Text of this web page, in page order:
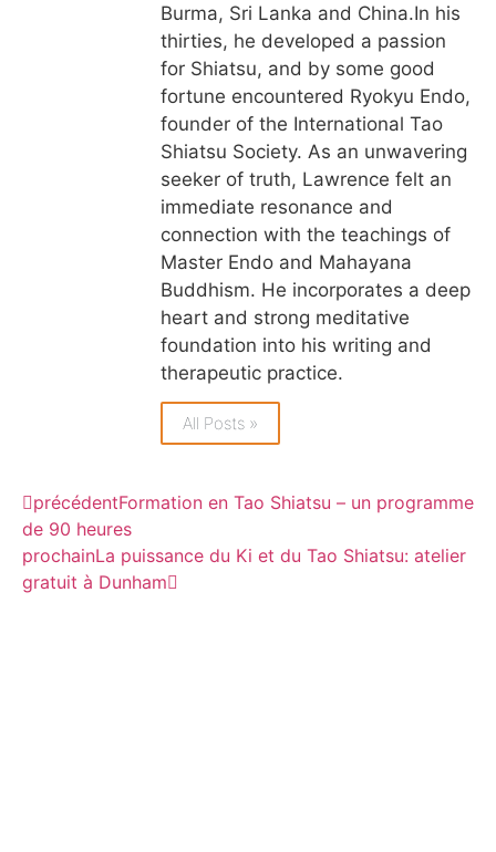
Burma, Sri Lanka and China.In his
thirties, he developed a passion
for Shiatsu, and by some good
fortune encountered Ryokyu Endo,
founder of the International Tao
Shiatsu Society. As an unwavering
seeker of truth, Lawrence felt an
immediate resonance and
connection with the teachings of
Master Endo and Mahayana
Buddhism. He incorporates a deep
heart and strong meditative
foundation into his writing and
therapeutic practice.
All Posts »
précédentFormation en Tao Shiatsu – un programme
de 90 heures
prochainLa puissance du Ki et du Tao Shiatsu: atelier
gratuit à Dunham